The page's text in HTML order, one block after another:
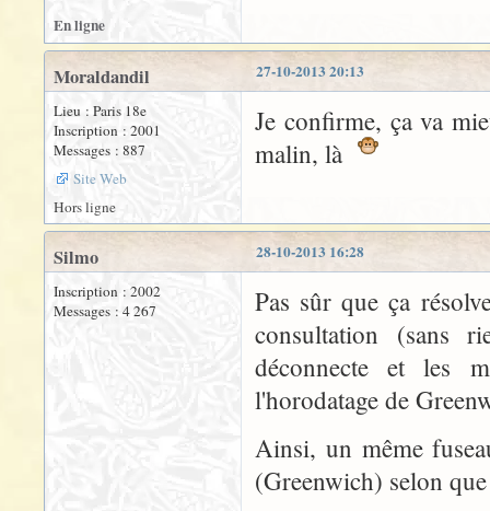
En ligne
27-10-2013 20:13
Moraldandil
Lieu : Paris 18e
Inscription : 2001
Messages : 887
Site Web
Je confirme, ça va
malin, là
Hors ligne
28-10-2013 16:28
Silmo
Inscription : 2002
Messages : 4 267
Pas sûr que ça
consultation (sans
déconnecte et les
l'horodatage de
Ainsi, un même
(Greenwich) selon